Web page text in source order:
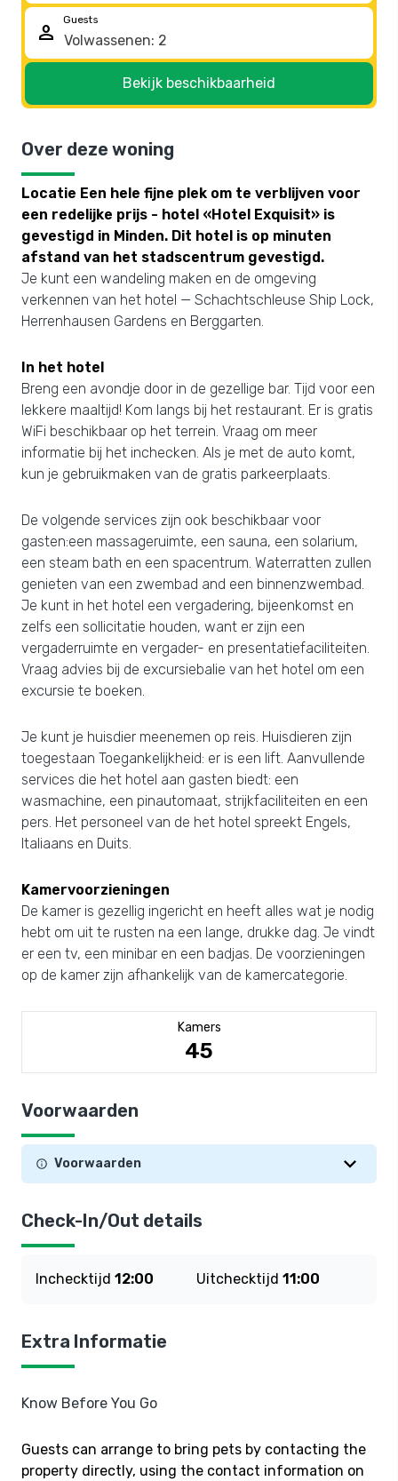
person
Guests
Bekijk beschikbaarheid
Over deze woning
Locatie Een hele fijne plek om te verblijven voor
een redelijke prijs - hotel «Hotel Exquisit» is
gevestigd in Minden. Dit hotel is op minuten
afstand van het stadscentrum gevestigd.
Je kunt een wandeling maken en de omgeving
verkennen van het hotel — Schachtschleuse Ship Lock,
Herrenhausen Gardens en Berggarten.
In het hotel
Breng een avondje door in de gezellige bar. Tijd voor een
lekkere maaltijd! Kom langs bij het restaurant. Er is gratis
WiFi beschikbaar op het terrein. Vraag om meer
informatie bij het inchecken. Als je met de auto komt,
kun je gebruikmaken van de gratis parkeerplaats.
De volgende services zijn ook beschikbaar voor
gasten:een massageruimte, een sauna, een solarium,
een steam bath en een spacentrum. Waterratten zullen
genieten van een zwembad and een binnenzwembad.
Je kunt in het hotel een vergadering, bijeenkomst en
zelfs een sollicitatie houden, want er zijn een
vergaderruimte en vergader- en presentatiefaciliteiten.
Vraag advies bij de excursiebalie van het hotel om een
excursie te boeken.
Je kunt je huisdier meenemen op reis. Huisdieren zijn
toegestaan Toegankelijkheid: er is een lift. Aanvullende
services die het hotel aan gasten biedt: een
wasmachine, een pinautomaat, strijkfaciliteiten en een
pers. Het personeel van de het hotel spreekt Engels,
Italiaans en Duits.
Kamervoorzieningen
De kamer is gezellig ingericht en heeft alles wat je nodig
hebt om uit te rusten na een lange, drukke dag. Je vindt
er een tv, een minibar en een badjas. De voorzieningen
op de kamer zijn afhankelijk van de kamercategorie.
Kamers
45
Voorwaarden
Voorwaarden
Check-In/Out details
Inchecktijd 12:00 Uitchecktijd 11:00
Extra Informatie
Know Before You Go
Guests can arrange to bring pets by contacting the
property directly, using the contact information on